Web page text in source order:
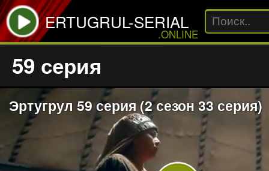
ERTUGRUL-SERIAL
.ONLINE
59 серия
Эртугрул 59 серия (2 сезон 33 серия)